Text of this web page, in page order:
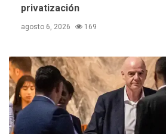
privatización
agosto 6, 2026 169